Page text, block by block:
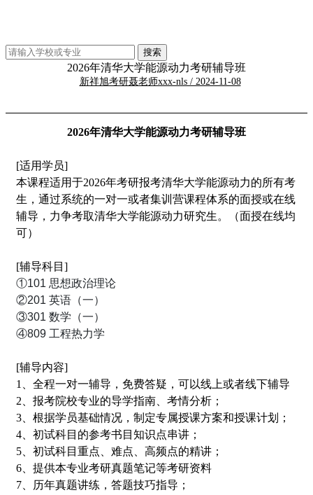
2026年清华大学能源动力考研辅导班
新祥旭考研聂老师xxx-nls / 2024-11-08
2026年清华大学能源动力考研辅导班
[适用学员]
本课程适用于2026年考研报考清华大学能源动力的所有考
生，通过系统的一对一或者集训营课程体系的面授或在线
辅导，力争考取清华大学能源动力研究生。（面授在线均
可）
[辅导科目]
①101 思想政治理论
②201 英语（一）
③301 数学（一）
④809 工程热力学
[辅导内容]
1、全程一对一辅导，免费答疑，可以线上或者线下辅导
2、报考院校专业的导学指南、考情分析；
3、根据学员基础情况，制定专属授课方案和授课计划；
4、初试科目的参考书目知识点串讲；
5、初试科目重点、难点、高频点的精讲；
6、提供本专业考研真题笔记等考研资料
7、历年真题讲练，答题技巧指导；